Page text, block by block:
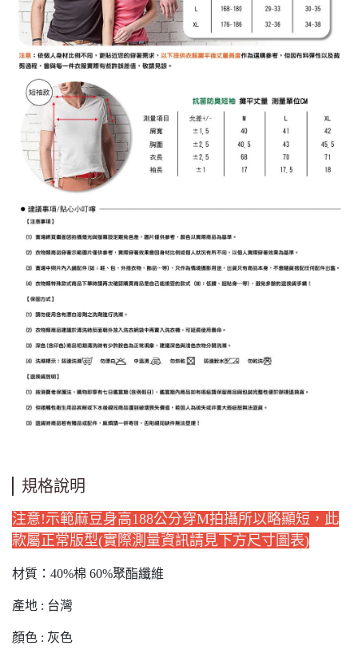
規格說明
注意!示範麻豆身高188公分穿M拍攝所以略顯短，此
款屬正常版型(實際測量資訊請見下方尺寸圖表)
材質：40%棉 60%聚酯纖維
產地 : 台灣
顏色 : 灰色